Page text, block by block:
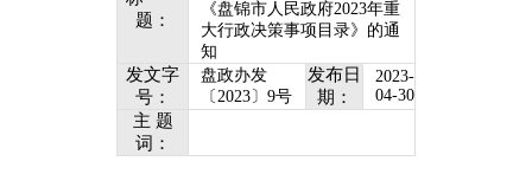
题：
《盘锦市人民政府2023年重
大行政决策事项目录》的通
知
发文字
号：
盘政办发
〔2023〕9号
发布日
期：
2023-
04-30
主 题
词：